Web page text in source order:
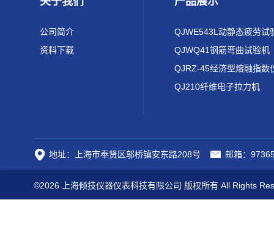
公司简介
资料下载
QJWE543L动静态疲劳试
QJWQ41钢筋弯曲试验机
QJRZ-45经济型熔融指数
QJ210纤维电子拉力机
地址：上海市奉贤区邬桥镇安东路208号 邮箱：
©2026 上海倾技仪器仪表科技有限公司 版权所有 All Rights